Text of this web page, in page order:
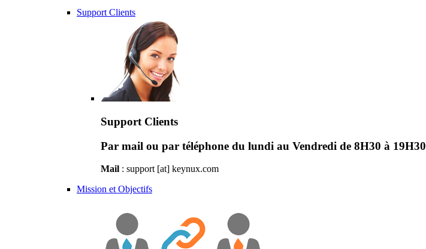
Support Clients
Support Clients
Par mail ou par téléphone du lundi au Vendredi de 8H30 à 19H30
Mail : support [at] keynux.com
Mission et Objectifs